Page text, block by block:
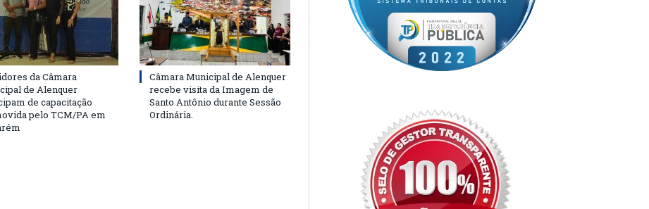
da Câmara
de Alenquer
de capacitação
pelo TCM/PA em
Câmara Municipal de Alenquer
recebe visita da Imagem de
Santo Antônio durante Sessão
Ordinária.